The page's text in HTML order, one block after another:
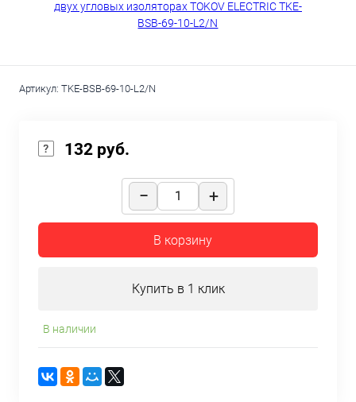
Артикул: TKE-BSB-69-10-L2/N
132 руб.
В корзину
Купить в 1 клик
В наличии